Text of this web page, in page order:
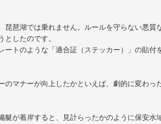
琵琶湖では乗れません。ルールを守らない悪質
したのです。
ートのような「適合証（ステッカー）」の貼付
のマナーが向上したかといえば、劇的に変わっ
艇が着岸すると、見計らったかのように保安水